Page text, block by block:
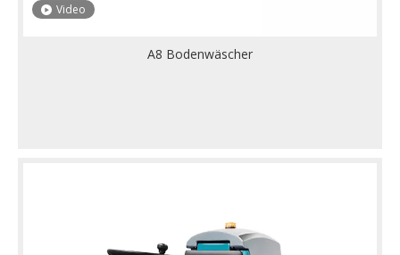
Video
A8 Bodenwäscher